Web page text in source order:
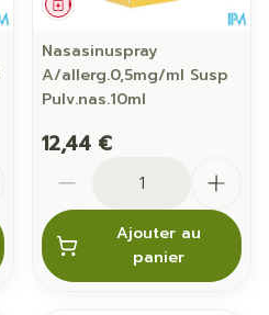
Médicament
Nasasinuspray
A/allerg.0,5mg/ml Susp
Pulv.nas.10ml
12,44 €
Ajouter au
panier